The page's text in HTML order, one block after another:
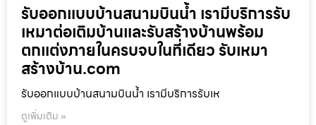
รับออกแบบบ้านสนามบินน้ำ เรามีบริการรับ
เหมาต่อเติมบ้านและรับสร้างบ้านพร้อม
ตกแต่งภายในครบจบในที่เดียว รับเหมา
สร้างบ้าน.com
รับออกแบบบ้านสนามบินน้ำ เรามีบริการรับเห
ดูเพิ่มเติม »